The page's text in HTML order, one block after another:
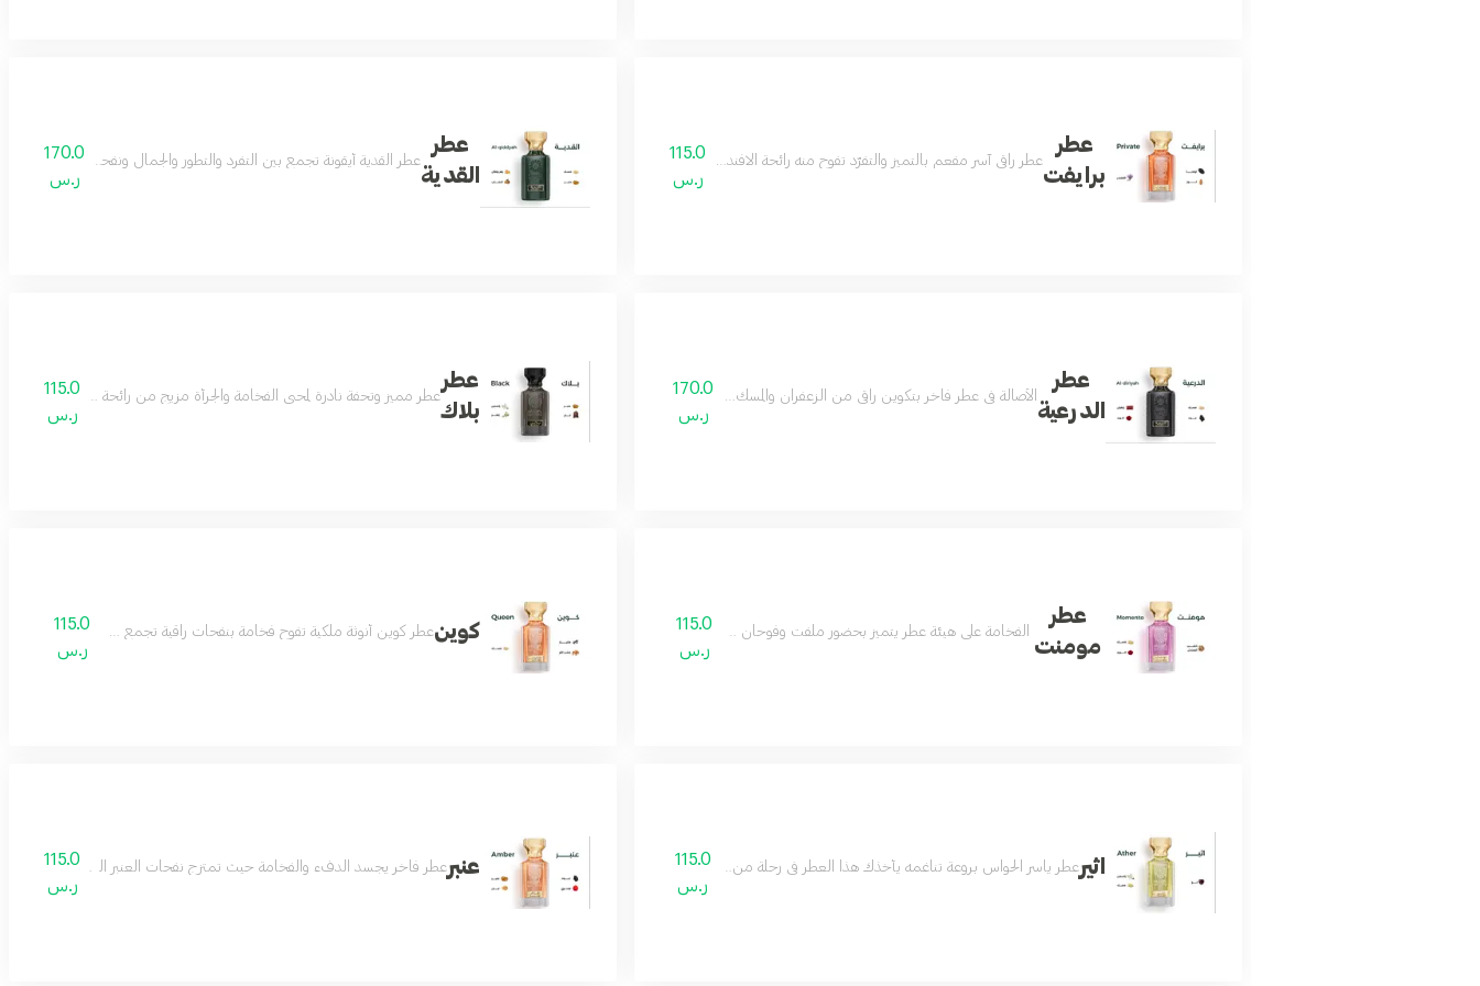
عطر
برايفت
عطر راقي آسر مفعم بالتميز والتفرّد تفوح منه رائحة الافندر واللوز لتولد إحساساً بالبهجة والراحة مع نفحات من رائحة التونكا المفعم بالأحاسيس
115.0
ر.س
عطر
القدية
عطر القدية أيقونة تجمع بين التفرد والتطور والجمال ونفحات مميزة العنبر
170.0
ر.س
عطر
الدرعية
الأصالة في عطر فاخر بتكوين راقي من الزعفران والمسك ليكون عطرك المفضل في مناسباتك
170.0
ر.س
عطر
بلاك
عطر مميز وتحفة نادرة لمحبي الفخامة والجرأة مزيج من رائحة الجلد115.0
ر.س
عطر
مومنت
الفخامة على هيئة عطر يتميز بحضور ملفت وفوحان طاغي ورائحة تملك القلب
115.0
ر.س
كوينعطر كوين أنوثة ملكية تفوح فخامة بنفحات راقية تجمع بين الجاذبية والثقة
115.0
ر.س
اثيرعطر ياسر الحواس بروعة تناغمه يأخذك هذا العطر في رحلة من الأحساس الفاخر والجاذبية المطلقة
115.0
ر.س
عنبرعطر فاخر يجسد الدفء والفخامة حيث تمتزج نفحات العنبر الغنية يمنح
115.0
ر.س